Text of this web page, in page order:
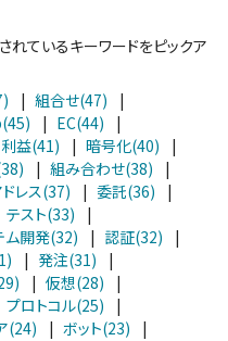
れているキーワードをピックア
| 組合せ(47)
|
| EC(44)
|
利益(41) | 暗号化(40)
|
| 組み合わせ(38)
|
レス(37) | 委託(36)
|
テスト(33)
|
ム開発(32) | 認証(32)
|
| 発注(31)
|
| 仮想(28)
|
プロトコル(25)
|
(24) | ボット(23)
|